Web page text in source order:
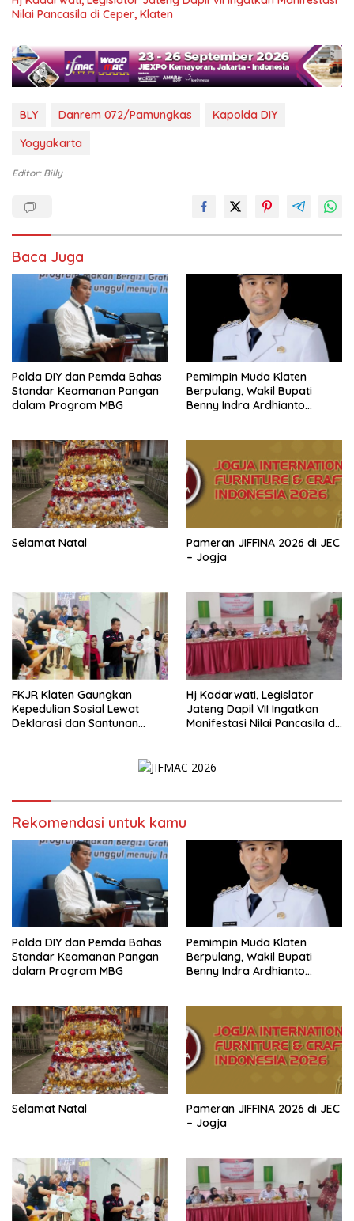
Nilai Pancasila di Ceper, Klaten
BLY Danrem 072/Pamungkas
Kapolda DIY
Yogyakarta
Editor: Billy
Baca Juga
Polda DIY dan Pemda Bahas
Standar Keamanan Pangan
dalam Program MBG
Pemimpin Muda Klaten
Berpulang, Wakil Bupati
Benny Indra Ardhianto
Selamat Natal
Pameran JIFFINA 2026 di JEC
– Jogja
FKJR Klaten Gaungkan
Kepedulian Sosial Lewat
Deklarasi dan Santunan
Hj Kadarwati, Legislator
Jateng Dapil VII Ingatkan
Manifestasi Nilai Pancasila di
Rekomendasi untuk kamu
Polda DIY dan Pemda Bahas
Standar Keamanan Pangan
dalam Program MBG
Pemimpin Muda Klaten
Berpulang, Wakil Bupati
Benny Indra Ardhianto
Selamat Natal
Pameran JIFFINA 2026 di JEC
– Jogja